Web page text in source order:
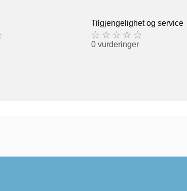
Tilgjengelighet og service
0 vurderinger